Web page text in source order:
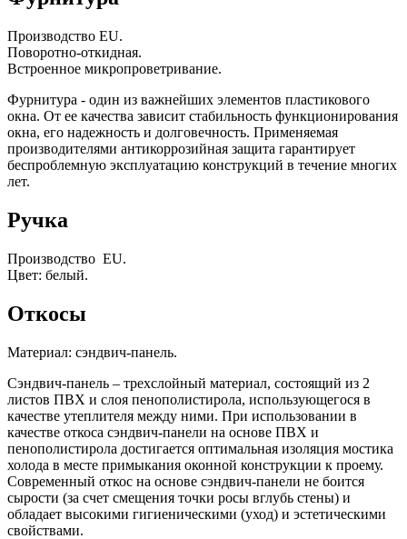
Производство EU.
Поворотно-откидная.
Встроенное микропроветривание.
Фурнитура - один из важнейших элементов пластикового
окна. От ее качества зависит стабильность функционирования
окна, его надежность и долговечность. Применяемая
производителями антикоррозийная защита гарантирует
беспроблемную эксплуатацию конструкций в течение многих
лет.
Ручка
Производство EU.
Цвет: белый.
Откосы
Материал: сэндвич-панель.
Сэндвич-панель – трехслойный материал, состоящий из 2
листов ПВХ и слоя пенополистирола, использующегося в
качестве утеплителя между ними. При использовании в
качестве откоса сэндвич-панели на основе ПВХ и
пенополистирола достигается оптимальная изоляция мостика
холода в месте примыкания оконной конструкции к проему.
Современный откос на основе сэндвич-панели не боится
сырости (за счет смещения точки росы вглубь стены) и
обладает высокими гигиеническими (уход) и эстетическими
свойствами.